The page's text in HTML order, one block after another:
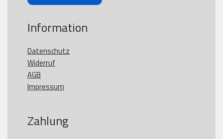
Information
Datenschutz
Widerruf
AGB
Impressum
Zahlung